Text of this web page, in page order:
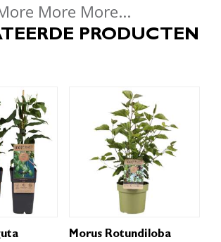
More More...
PRODUCTEN
Morus Rotundiloba